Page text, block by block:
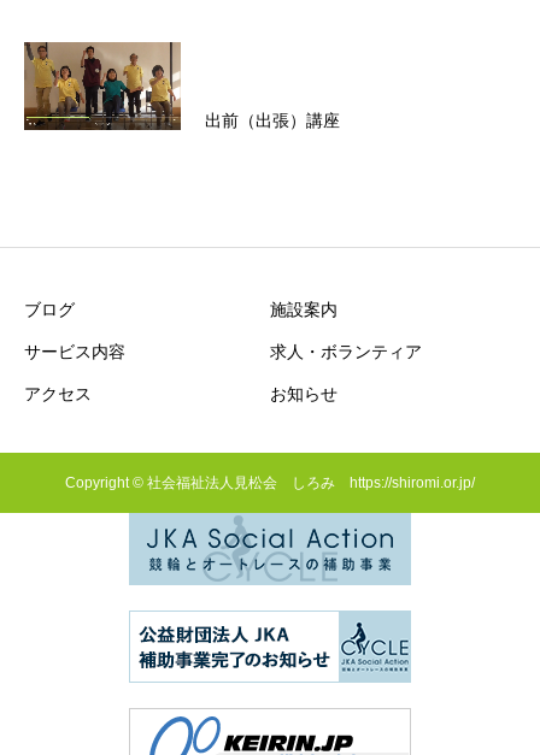
出前（出張）講座
ブログ 施設案内
サービス内容 求人・ボランティア
アクセス お知らせ
Copyright © 社会福祉法人見松会 しろみ https://shiromi.or.jp/